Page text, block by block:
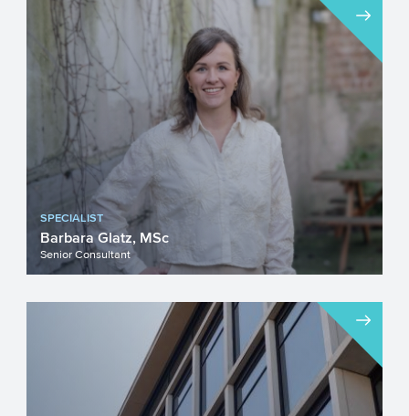
Eigenaren van een rijksmonument kunnen
een financiële tegemoetkoming krijgen
voor de onderhoudskost...
SPECIALIST
Barbara Glatz, MSc
Senior Consultant